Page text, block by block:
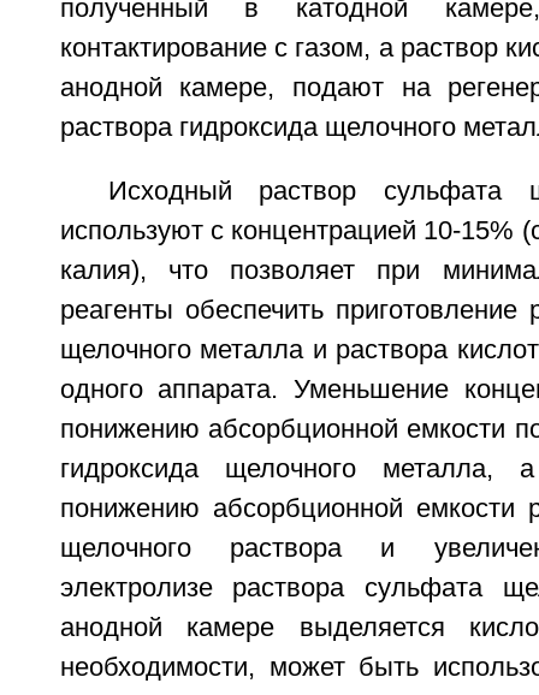
полученный в катодной
контактирование с газом, а раствор
анодной камере, подают на
раствора гидроксида щелочного
Исходный раствор сульфата
используют с концентрацией 10-15%
калия), что позволяет при
реагенты обеспечить приготовление
щелочного металла и раствора
одного аппарата. Уменьшение
понижению абсорбционной емкости
гидроксида щелочного
понижению абсорбционной емкости
щелочного раствора и
электролизе раствора сульфата
анодной камере выделяется
необходимости, может быть